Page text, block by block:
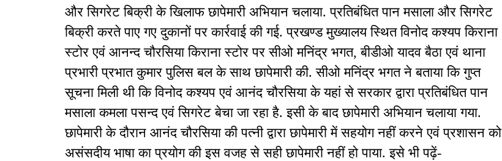
और सिगरेट बिक्री के खिलाफ छापेमारी अभियान चलाया. प्रतिबंधित पान मसाला और सिगरेट
बिक्री करते पाए गए दुकानों पर कार्रवाई की गई. प्रखण्ड मुख्यालय स्थित विनोद कश्यप किराना
स्टोर एवं आनन्द चौरसिया किराना स्टोर पर सीओ मनिंद्र भगत, बीडीओ यादव बैठा एवं थाना
प्रभारी प्रभात कुमार पुलिस बल के साथ छापेमारी की. सीओ मनिंद्र भगत ने बताया कि गुप्त
सूचना मिली थी कि विनोद कश्यप एवं आनंद चौरसिया के यहां से सरकार द्वारा प्रतिबंधित पान
मसाला कमला पसन्द एवं सिगरेट बेचा जा रहा है. इसी के बाद छापेमारी अभियान चलाया गया.
छापेमारी के दौरान आनंद चौरसिया की पत्नी द्वारा छापेमारी में सहयोग नहीं करने एवं प्रशासन को
असंसदीय भाषा का प्रयोग की इस वजह से सही छापेमारी नहीं हो पाया. इसे भी पढ़ें-